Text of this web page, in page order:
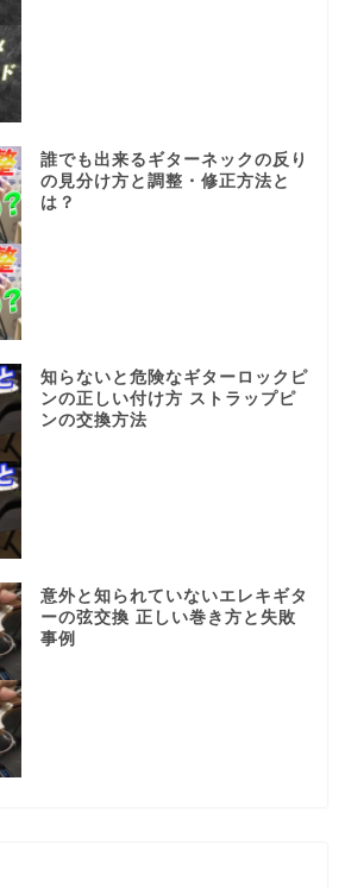
誰でも出来るギターネックの反り
の見分け方と調整・修正方法と
は？
知らないと危険なギターロックピ
ンの正しい付け方 ストラップピ
ンの交換方法
意外と知られていないエレキギタ
ーの弦交換 正しい巻き方と失敗
事例